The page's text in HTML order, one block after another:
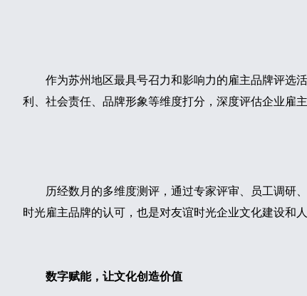
作为苏州地区最具号召力和影响力的雇主品牌评选
利、社会责任、品牌形象等维度打分，深度评估企业雇
历经数月的多维度测评，通过专家评审、员工调研
时光雇主品牌的认可，也是对友谊时光企业文化建设和
数字赋能，让文化创造价值